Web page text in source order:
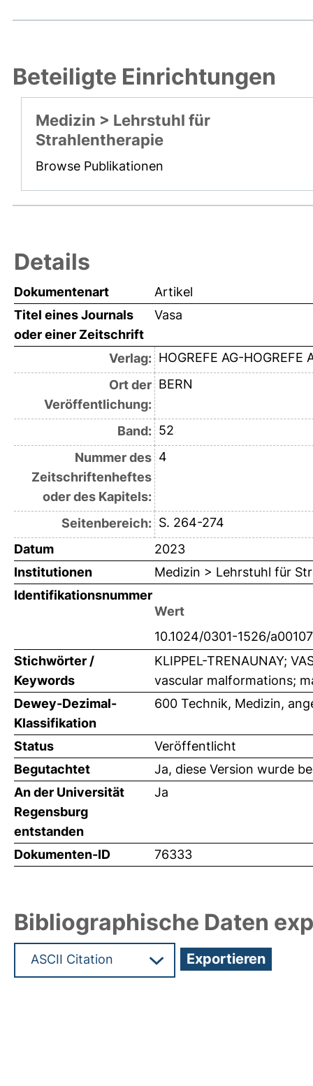
Beteiligte Einrichtungen
Medizin > Lehrstuhl für
Strahlentherapie
Browse Publikationen
Details
Dokumentenart
Artikel
Titel eines Journals
oder einer Zeitschrift
Vasa
Verlag: HOGREFE AG-HOGREFE
Ort der
Veröffentlichung:
BERN
Band: 52
Nummer des
Zeitschriftenheftes
oder des Kapitels:
4
Seitenbereich: S. 264-274
Datum
2023
Institutionen
Medizin > Lehrstuhl für
Identifikationsnummer
Wert
10.1024/0301-1526/
Stichwörter /
Keywords
KLIPPEL-TRENAUNAY;
vascular malformations;
Dewey-Dezimal-
Klassifikation
600 Technik, Medizin,
Status
Veröffentlicht
Begutachtet
Ja, diese Version wurde
An der Universität
Regensburg
entstanden
Ja
Dokumenten-ID 76333
Bibliographische Daten